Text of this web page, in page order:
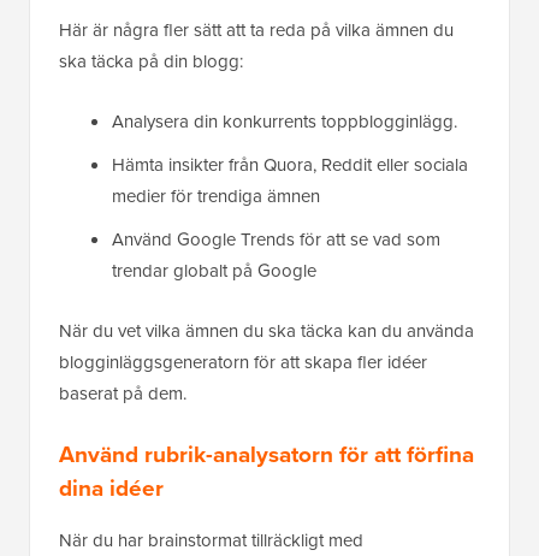
Här är några fler sätt att ta reda på vilka ämnen du
ska täcka på din blogg:
Analysera din konkurrents toppblogginlägg.
Hämta insikter från Quora, Reddit eller sociala
medier för trendiga ämnen
Använd Google Trends för att se vad som
trendar globalt på Google
När du vet vilka ämnen du ska täcka kan du använda
blogginläggsgeneratorn för att skapa fler idéer
baserat på dem.
Använd rubrik-analysatorn för att förfina
dina idéer
När du har brainstormat tillräckligt med